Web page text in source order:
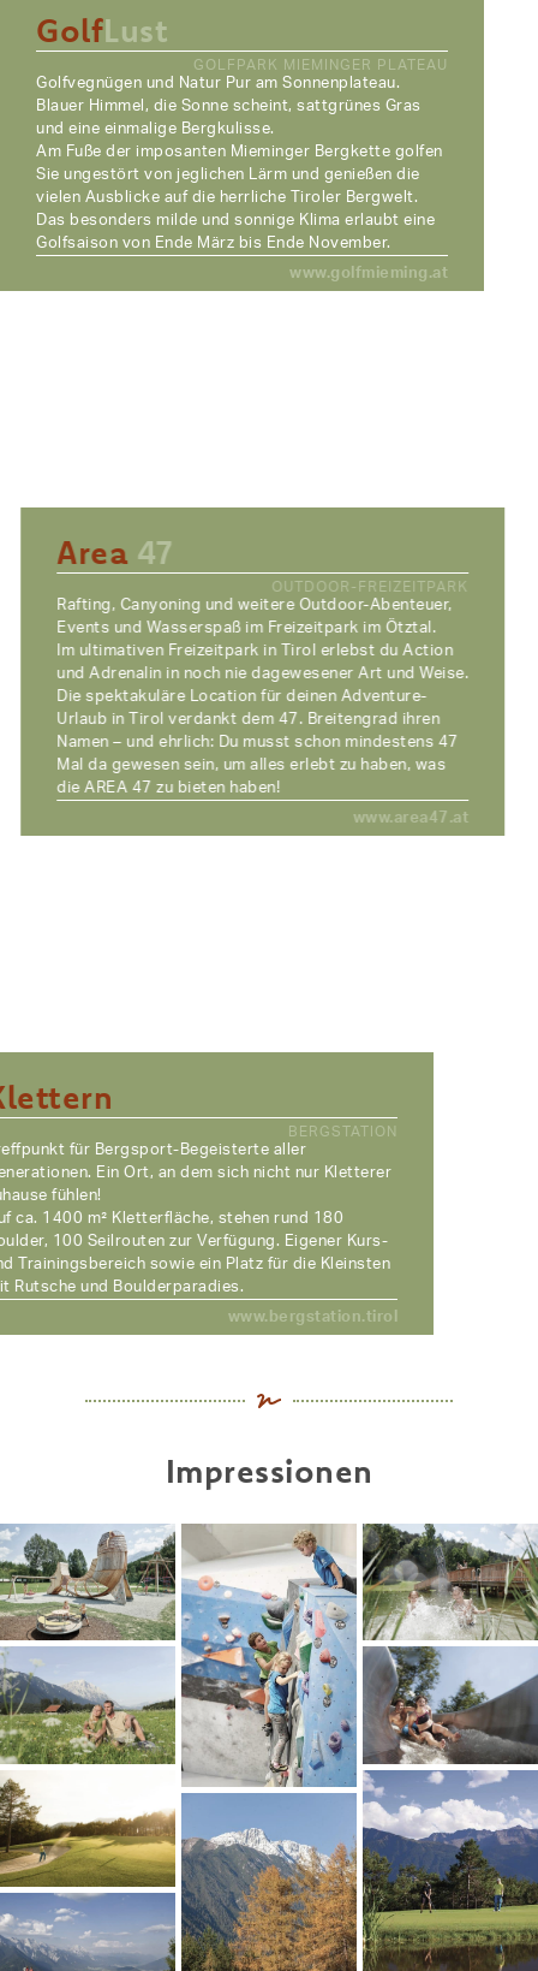
GolfLust
GOLFPARK MIEMINGER PLATEAU
Golfvegnügen und Natur Pur am Sonnenplateau.
Blauer Himmel, die Sonne scheint, sattgrünes Gras
und eine einmalige Bergkulisse.
Am Fuße der imposanten Mieminger Bergkette golfen
Sie ungestört von jeglichen Lärm und genießen die
vielen Ausblicke auf die herrliche Tiroler Bergwelt.
Das besonders milde und sonnige Klima erlaubt eine
Golfsaison von Ende März bis Ende November.
www.golfmieming.at
Area 47
OUTDOOR-FREIZEITPARK
Rafting, Canyoning und weitere Outdoor-Abenteuer,
Events und Wasserspaß im Freizeitpark im Ötztal.
Im ultimativen Freizeitpark in Tirol erlebst du Action
und Adrenalin in noch nie dagewesener Art und Weise.
Die spektakuläre Location für deinen Adventure-
Urlaub in Tirol verdankt dem 47. Breitengrad ihren
Namen – und ehrlich: Du musst schon mindestens 47
Mal da gewesen sein, um alles erlebt zu haben, was
die AREA 47 zu bieten haben!
www.area47.at
BERGSTATION
für Bergsport-Begeisterte aller
Ein Ort, an dem sich nicht nur Kletterer
fühlen!
ca. 1400 m² Kletterfläche, stehen rund 180
100 Seilrouten zur Verfügung. Eigener Kurs-
Trainingsbereich sowie ein Platz für die Kleinsten
Rutsche und Boulderparadies.
www.bergstation.tirol
Impressionen